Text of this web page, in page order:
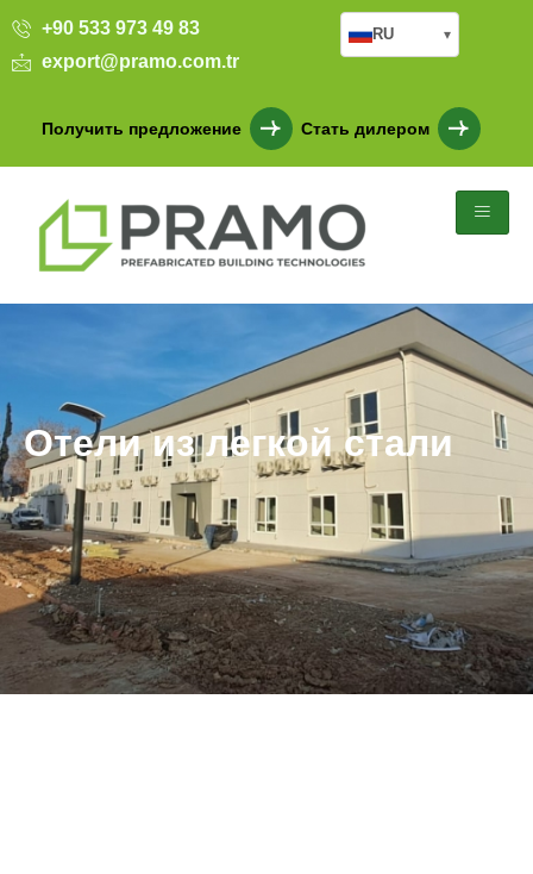
+90 533 973 49 83
export@pramo.com.tr
Получить предложение Стать дилером
RU ▾
Отели из легкой стали